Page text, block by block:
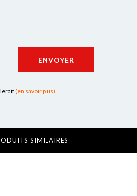
ENVOYER
(en savoir plus).
SIMILAIRES